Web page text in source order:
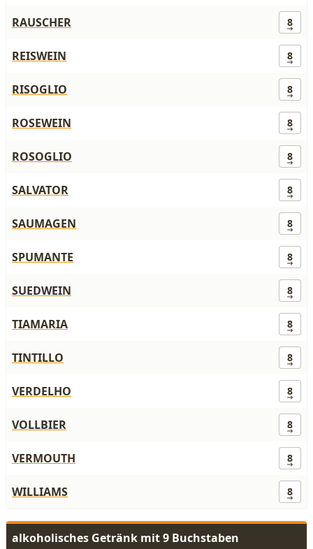
RAUSCHER 8
REISWEIN 8
RISOGLIO 8
ROSEWEIN 8
ROSOGLIO 8
SALVATOR 8
SAUMAGEN 8
SPUMANTE 8
SUEDWEIN 8
TIAMARIA 8
TINTILLO 8
VERDELHO 8
VOLLBIER 8
VERMOUTH 8
WILLIAMS 8
alkoholisches Getränk mit 9 Buchstaben